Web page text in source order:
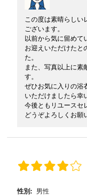
この度は素晴らしい
ございます。
以前から気に留めて
お迎えいただけたと
た。
また、写真以上に素
す。
ぜひお気に入りの浴
いただけましたら幸
今後ともリユースセ
どうぞよろしくお願
性別:
男性